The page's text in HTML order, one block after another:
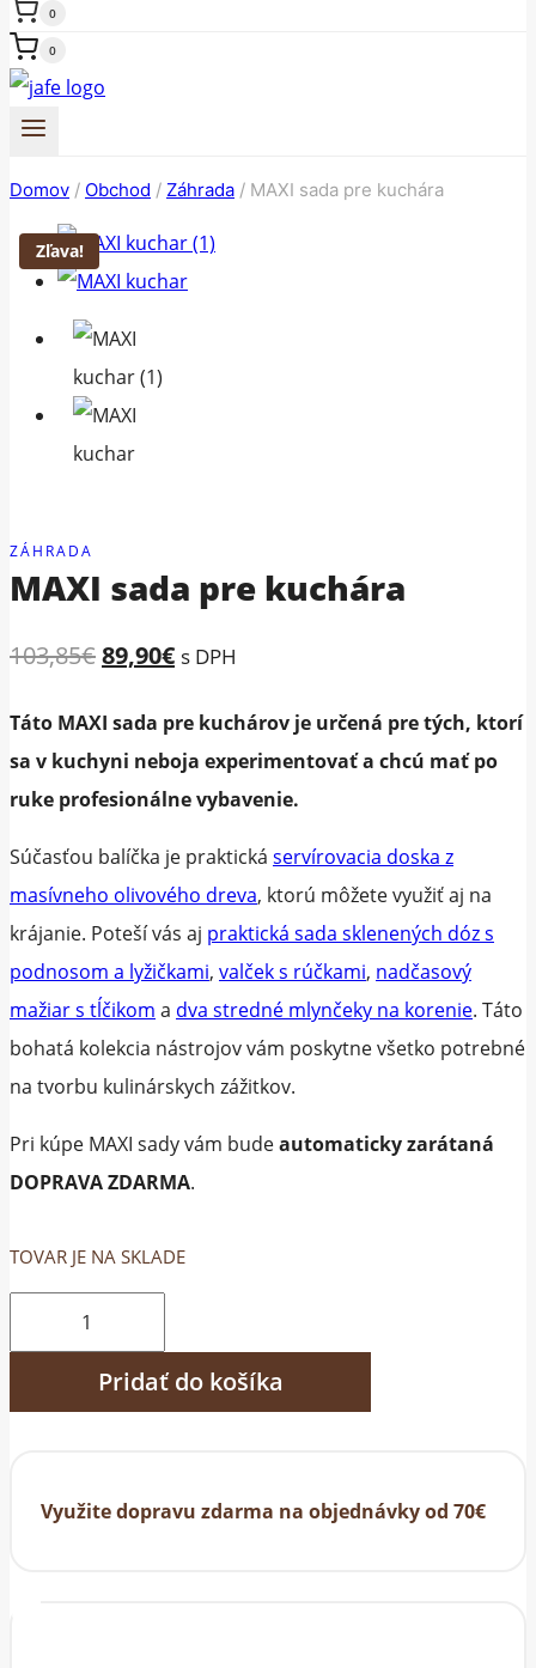
0
0
Domov / Obchod / Záhrada / MAXI sada pre kuchára
Zľava!
ZÁHRADA
MAXI sada pre kuchára
103,85€Original
was:
103,85€.
89,90€Current
is:
89,90€.
s DPH
Táto MAXI sada pre kuchárov je určená pre tých, ktorí
sa v kuchyni neboja experimentovať a chcú mať po
ruke profesionálne vybavenie.
Súčasťou balíčka je praktická servírovacia doska z
masívneho olivového dreva, ktorú môžete využiť aj na
krájanie. Poteší vás aj praktická sada sklenených dóz s
podnosom a lyžičkami, valček s rúčkami, nadčasový
mažiar s tĺčikom a dva stredné mlynčeky na korenie. Táto
bohatá kolekcia nástrojov vám poskytne všetko potrebné
na tvorbu kulinárskych zážitkov.
Pri kúpe MAXI sady vám budeautomaticky zarátaná
DOPRAVA ZDARMA.
TOVAR JE NA SKLADE
množstvo
MAXI
Pridať do košíka
Využite dopravu zdarma na objednávky od 70€